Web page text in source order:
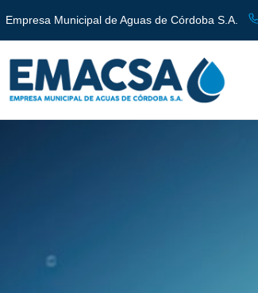
Empresa Municipal de Aguas de Córdoba S.A.